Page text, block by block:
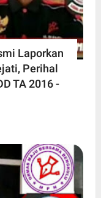
Laporkan
Perihal
TA 2016 -